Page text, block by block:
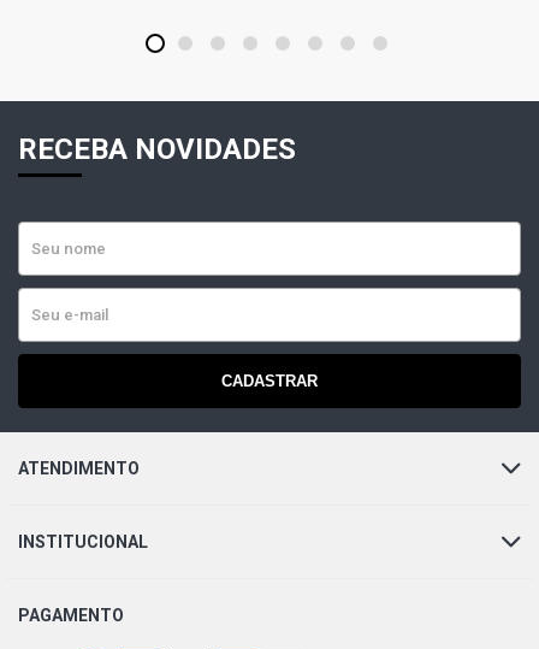
1994)
PREMIO CLS SEDAN 1.5 8V SEVEL GASOLINA (1985 -
PREMIO CLS SEDAN 1.6 8V SEVEL GASOLINA (1988 -
1994)
PREMIO SL SEDAN 1.6 8V SEVEL GASOLINA (1988 -
1994)
1994)
1 2 3 4 5 6 7 8
RECEBA NOVIDADES
CADASTRAR
ATENDIMENTO
INSTITUCIONAL
PAGAMENTO